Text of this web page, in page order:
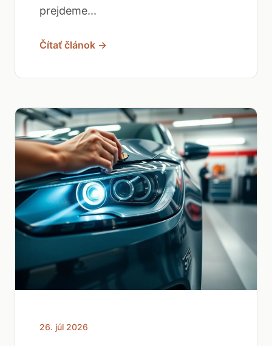
prejdeme...
Čítať článok →
26. júl 2026